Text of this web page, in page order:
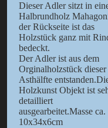
Dieser Adler sitzt in
Halbrundholz
der Rückseite ist das
Holzstück ganz mit
bedeckt.
Der Adler ist aus dem
Orginalholzstück dieser
Asthälfte
Holzkunst Objekt ist
detailliert
ausgearbeitet.Masse ca.
10x34x6cm